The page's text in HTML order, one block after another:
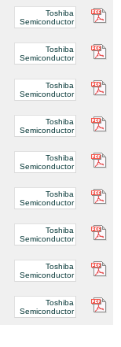
Toshiba
Semiconductor
Toshiba
Semiconductor
Toshiba
Semiconductor
Toshiba
Semiconductor
Toshiba
Semiconductor
Toshiba
Semiconductor
Toshiba
Semiconductor
Toshiba
Semiconductor
Toshiba
Semiconductor